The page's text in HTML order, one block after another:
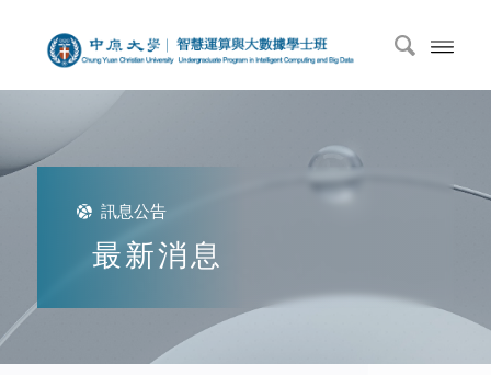
訊息公告
最新消息